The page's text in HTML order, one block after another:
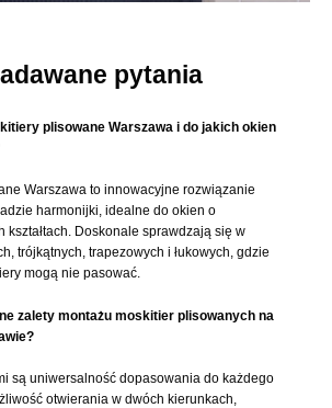
pytania
plisowane Warszawa i do jakich okien
Warszawa to innowacyjne rozwiązanie
harmonijki, idealne do okien o
kształtach. Doskonale sprawdzają się w
trójkątnych, trapezowych i łukowych, gdzie
mogą nie pasować.
zalety montażu moskitier plisowanych na
są uniwersalność dopasowania do każdego
otwierania w dwóch kierunkach,